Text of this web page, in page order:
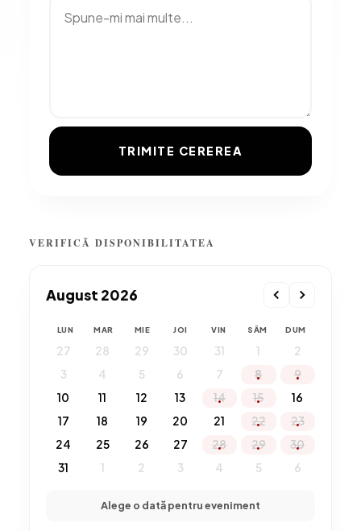
VERIFICĂ DISPONIBILITATEA
August 2026
LUN MAR MIE JOI VIN SÂM DUM
27 28 29 30 31 1
2
3
4 5 6 7 8
9
10
11 12 13 14 15
16
17
18 19 20 21 22
23
24
25 26 27 28 29
30
31
1 2 3 4 5 6
Alege o dată pentru eveniment
TRIMITE CEREREA